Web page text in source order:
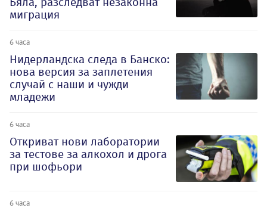
миграция
6 часа
Нидерландска следа в Банско:
нова версия за заплетения
случай с наши и чужди
младежи
6 часа
Откриват нови лаборатории
за тестове за алкохол и дрога
при шофьори
6 часа